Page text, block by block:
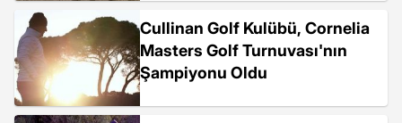
Cullinan Golf Kulübü, Cornelia
Masters Golf Turnuvası'nın
Şampiyonu Oldu